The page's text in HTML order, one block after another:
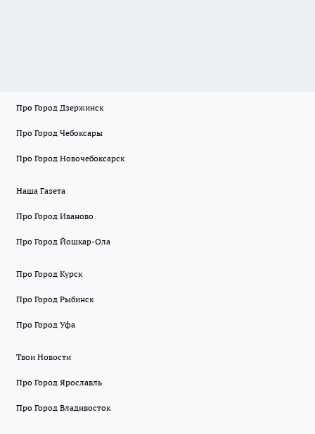
Про Город Дзержинск
Про Город Чебоксары
Про Город Новочебоксарск
Наша Газета
Про Город Иваново
Про Город Йошкар-Ола
Про Город Курск
Про Город Рыбинск
Про Город Уфа
Твои Новости
Про Город Ярославль
Про Город Владивосток